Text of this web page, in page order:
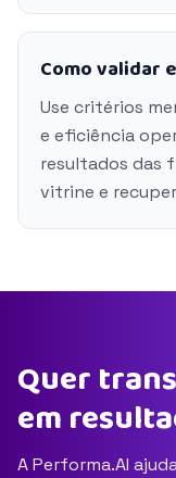
Como validar
Use critérios
e eficiência
resultados das
vitrine e
Quer
em
A Performa.AI